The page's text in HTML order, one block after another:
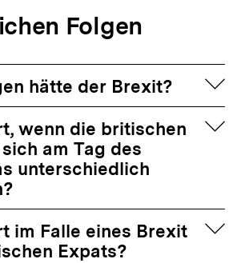
Folgen
hätte der Brexit?
wenn die britischen
am Tag des
unterschiedlich
im Falle eines Brexit
Expats?